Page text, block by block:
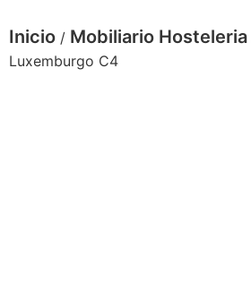
Inicio / Mobiliario Hosteleria
Luxemburgo C4